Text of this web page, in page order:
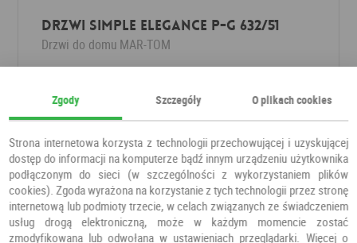
Drzwi Simple Elegance P-G 632/51
Drzwi do domu MAR-TOM
3 779,00 PLN
Zgody Szczegóły O plikach cookies
Strona internetowa korzysta z technologii przechowującej i uzyskującej
dostęp do informacji na komputerze bądź innym urządzeniu użytkownika
podłączonym do sieci (w szczególności z wykorzystaniem plików
cookies). Zgoda wyrażona na korzystanie z tych technologii przez stronę
internetową lub podmioty trzecie, w celach związanych ze świadczeniem
usług drogą elektroniczną, może w każdym momencie zostać
zmodyfikowana lub odwołana w ustawieniach przeglądarki. Więcej o